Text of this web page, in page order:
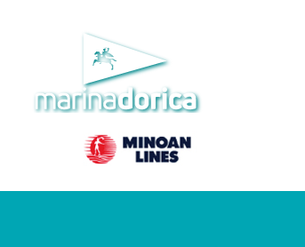
contenuto